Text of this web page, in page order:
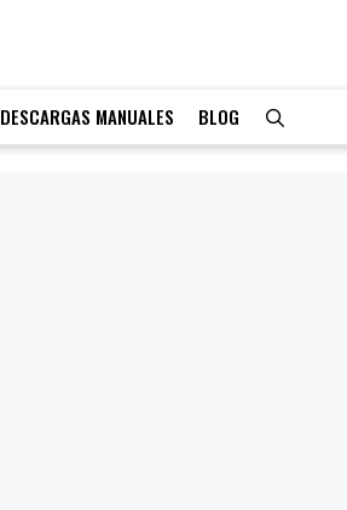
DESCARGAS MANUALES BLOG